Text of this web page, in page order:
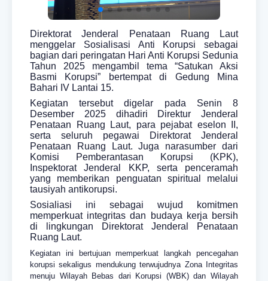
Direktorat Jenderal Penataan Ruang Laut
menggelar Sosialisasi Anti Korupsi sebagai
bagian dari peringatan Hari Anti Korupsi Sedunia
Tahun 2025 mengambil tema “Satukan Aksi
Basmi Korupsi” bertempat di Gedung Mina
Bahari IV Lantai 15.
Kegiatan tersebut digelar pada Senin 8
Desember 2025dihadiri
Direktur Jenderal
Penataan Ruang Laut, para pejabat eselon II ,
serta seluruh pegawai
Direktorat Jenderal
Penataan Ruang Laut. Juga narasumber dari
Komisi Pemberantasan Korupsi (KPK),
Inspektorat Jenderal KKP, serta penceramah
yang memberikan penguatan spiritual melalui
tausiyah antikorupsi.
Sosialiasi ini sebagai wujud komitmen
memperkuat integritas dan budaya kerja bersih
di lingkungan Direktorat Jenderal Penataan
Ruang Laut.
Kegiatan ini bertujuan memperkuat langkah pencegahan
korupsi sekaligus mendukung terwujudnya Zona Integritas
menuju Wilayah Bebas dari Korupsi (WBK) dan Wilayah